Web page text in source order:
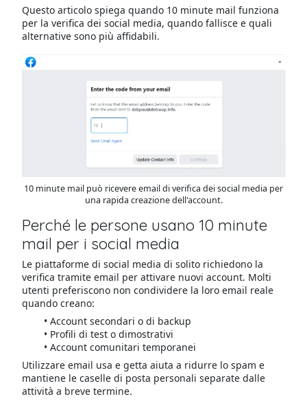
Questo articolo spiega quando 10 minute mail funziona
per la verifica dei social media, quando fallisce e quali
alternative sono più affidabili.
10 minute mail può ricevere email di verifica dei social media per
una rapida creazione dell'account.
Perché le persone usano 10 minute
mail per i social media
Le piattaforme di social media di solito richiedono la
verifica tramite email per attivare nuovi account. Molti
utenti preferiscono non condividere la loro email reale
quando creano:
Account secondari o di backup
Profili di test o dimostrativi
Account comunitari temporanei
Utilizzare email usa e getta aiuta a ridurre lo spam e
mantiene le caselle di posta personali separate dalle
attività a breve termine.